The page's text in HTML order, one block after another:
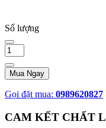
Số lượng
Mua Ngay
Gọi đặt mua: 0989620827
CAM KẾT CHẤT